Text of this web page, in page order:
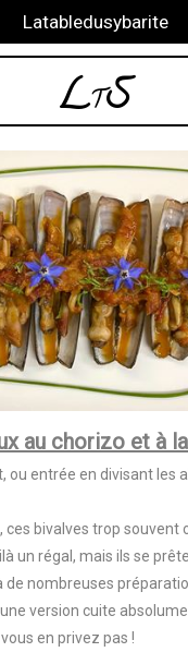
Latabledusybarite
LTS
au chorizo et à
ou entrée en divisant les
ces bivalves trop souvent
un régal, mais ils se
nombreuses
version cuite
en privez pas !